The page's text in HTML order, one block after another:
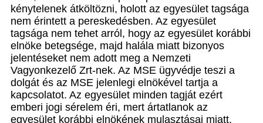
kénytelenek átköltözni, holott az egyesület tagsága
nem érintett a pereskedésben. Az egyesület
tagsága nem tehet arról, hogy az egyesület korábbi
elnöke betegsége, majd halála miatt bizonyos
jelentéseket nem adott meg a Nemzeti
Vagyonkezelő Zrt-nek. Az MSE ügyvédje teszi a
dolgát és az MSE jelenlegi elnökével tartja a
kapcsolatot. Az egyesület minden tagját ezért
emberi jogi sérelem éri, mert ártatlanok az
egyesület korábbi elnökének mulasztásai miatt.